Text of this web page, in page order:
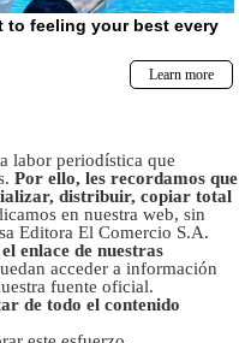
labor periodística que
Por ello, les recordamos que
distribuir, copiar total
en nuestra web, sin
Editora El Comercio S.A.
enlace de nuestras
acceder a información
fuente oficial.
de todo el contenido